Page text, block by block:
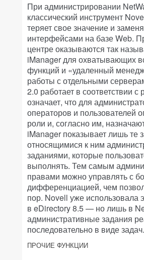
При администрировании
классический инструмент
теряет свое значение и
интерфейсами на базе Web.
центре оказываются так
iManager для охватывающих
функций и «удаленный
работы с отдельными
2.0 работает в соответствии
означает, что для
операторов и пользователей
роли и, согласно им,
iManager показывает лишь те
относящимися к ним
заданиями, которые
выполнять. Тем самым
правами можно управлять с
дифференциацией, чем
пор. Novell уже использовала
в eDirectory 8.5 — но лишь в
административные задания
последовательно в виде задач.
ПРОЧИЕ ФУНКЦИИ